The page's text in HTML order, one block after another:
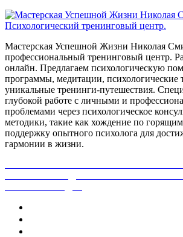
Мастерская Успешной Жизни Николая
профессиональный тренинговый центр.
онлайн. Предлагаем психологическую
программы, медитации, психологические
уникальные тренинги-путешествия.
глубокой работе с личными и
проблемами через психологическое
методики, такие как хождение по
поддержку опытного психолога для
гармонии в жизни.